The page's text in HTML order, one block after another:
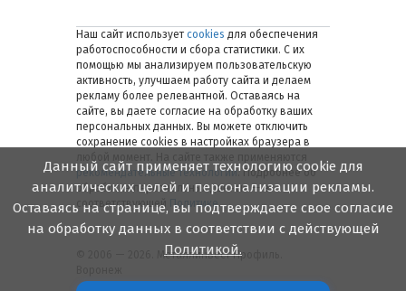
Наш сайт использует cookies для обеспечения
работоспособности и сбора статистики. С их
помощью мы анализируем пользовательскую
активность, улучшаем работу сайта и делаем
рекламу более релевантной. Оставаясь на
сайте, вы даете согласие на обработку ваших
персональных данных. Вы можете отключить
сохранение cookies в настройках браузера в
рекомендательные технологии. Подробнее об
обработке персональных данных — в
соответствующей
Политике.
© 2006 — 2026. Металлинвест Профиль.
Данный сайт применяет технологию cookie для
аналитических целей и персонализации рекламы.
Оставаясь на странице, вы подтверждаете свое согласие
на обработку данных в соответствии с действующей
Политикой.